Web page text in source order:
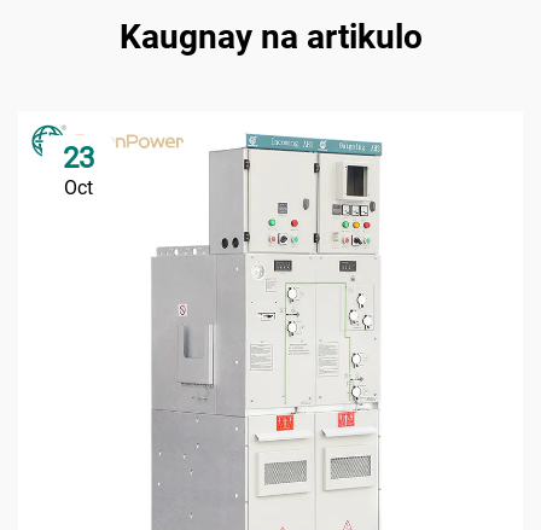
Kaugnay na artikulo
23
Oct